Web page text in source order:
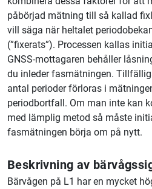
påbörjad mätning till så kallad
vill säga när heltalet
(”fixerats”). Processen kallas
GNSS-mottagaren behåller
du inleder fasmätningen.
antal perioder förloras i
periodbortfall. Om man inte kan
med lämplig metod så måste
fasmätningen börja om på nytt.
Beskrivning av
Bärvågen på L1 har en mycket